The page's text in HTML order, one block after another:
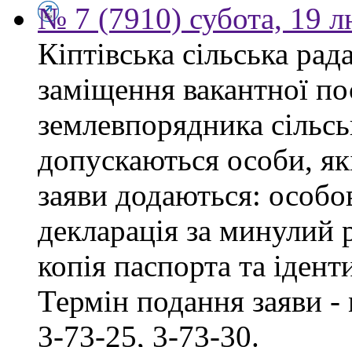
№ 7 (7910) субота, 19
Кіптівська сільська
заміщення вакантної
землевпорядника
допускаються особи,
заяви додаються:
декларація за минулий
копія паспорта та
Термін подання заяви
3-73-25, 3-73-30.